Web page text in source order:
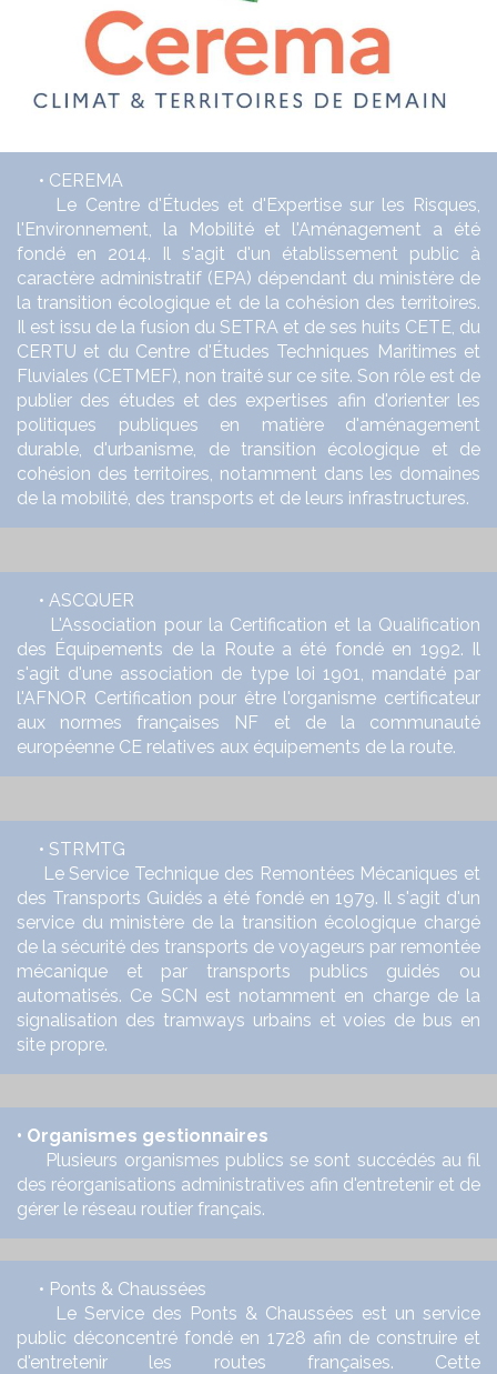
• CEREMA
Le Centre d'Études et d'Expertise sur les Risques,
l'Environnement, la Mobilité et l'Aménagement a été
fondé en 2014. Il s'agit d'un établissement public à
caractère administratif (EPA) dépendant du ministère de
la transition écologique et de la cohésion des territoires.
Il est issu de la fusion du SETRA et de ses huits CETE, du
CERTU et du Centre d'Études Techniques Maritimes et
Fluviales (CETMEF), non traité sur ce site. Son rôle est de
publier des études et des expertises afin d'orienter les
politiques publiques en matière d'aménagement
durable, d'urbanisme, de transition écologique et de
cohésion des territoires, notamment dans les domaines
de la mobilité, des transports et de leurs infrastructures.
• ASCQUER
L'Association pour la Certification et la Qualification
des Équipements de la Route a été fondé en 1992. Il
s'agit d'une association de type loi 1901, mandaté par
l'AFNOR Certification pour être l'organisme certificateur
aux normes françaises NF et de la communauté
européenne CE relatives aux équipements de la route.
• STRMTG
Le Service Technique des Remontées Mécaniques et
des Transports Guidés a été fondé en 1979. Il s'agit d'un
service du ministère de la transition écologique chargé
de la sécurité des transports de voyageurs par remontée
mécanique et par transports publics guidés ou
automatisés. Ce SCN est notamment en charge de la
signalisation des tramways urbains et voies de bus en
site propre.
• Organismes gestionnaires
Plusieurs organismes publics se sont succédés au fil
des réorganisations administratives afin d'entretenir et de
gérer le réseau routier français.
• Ponts & Chaussées
Le Service des Ponts & Chaussées est un service
public déconcentré fondé en 1728 afin de construire et
d'entretenir les routes françaises. Cette